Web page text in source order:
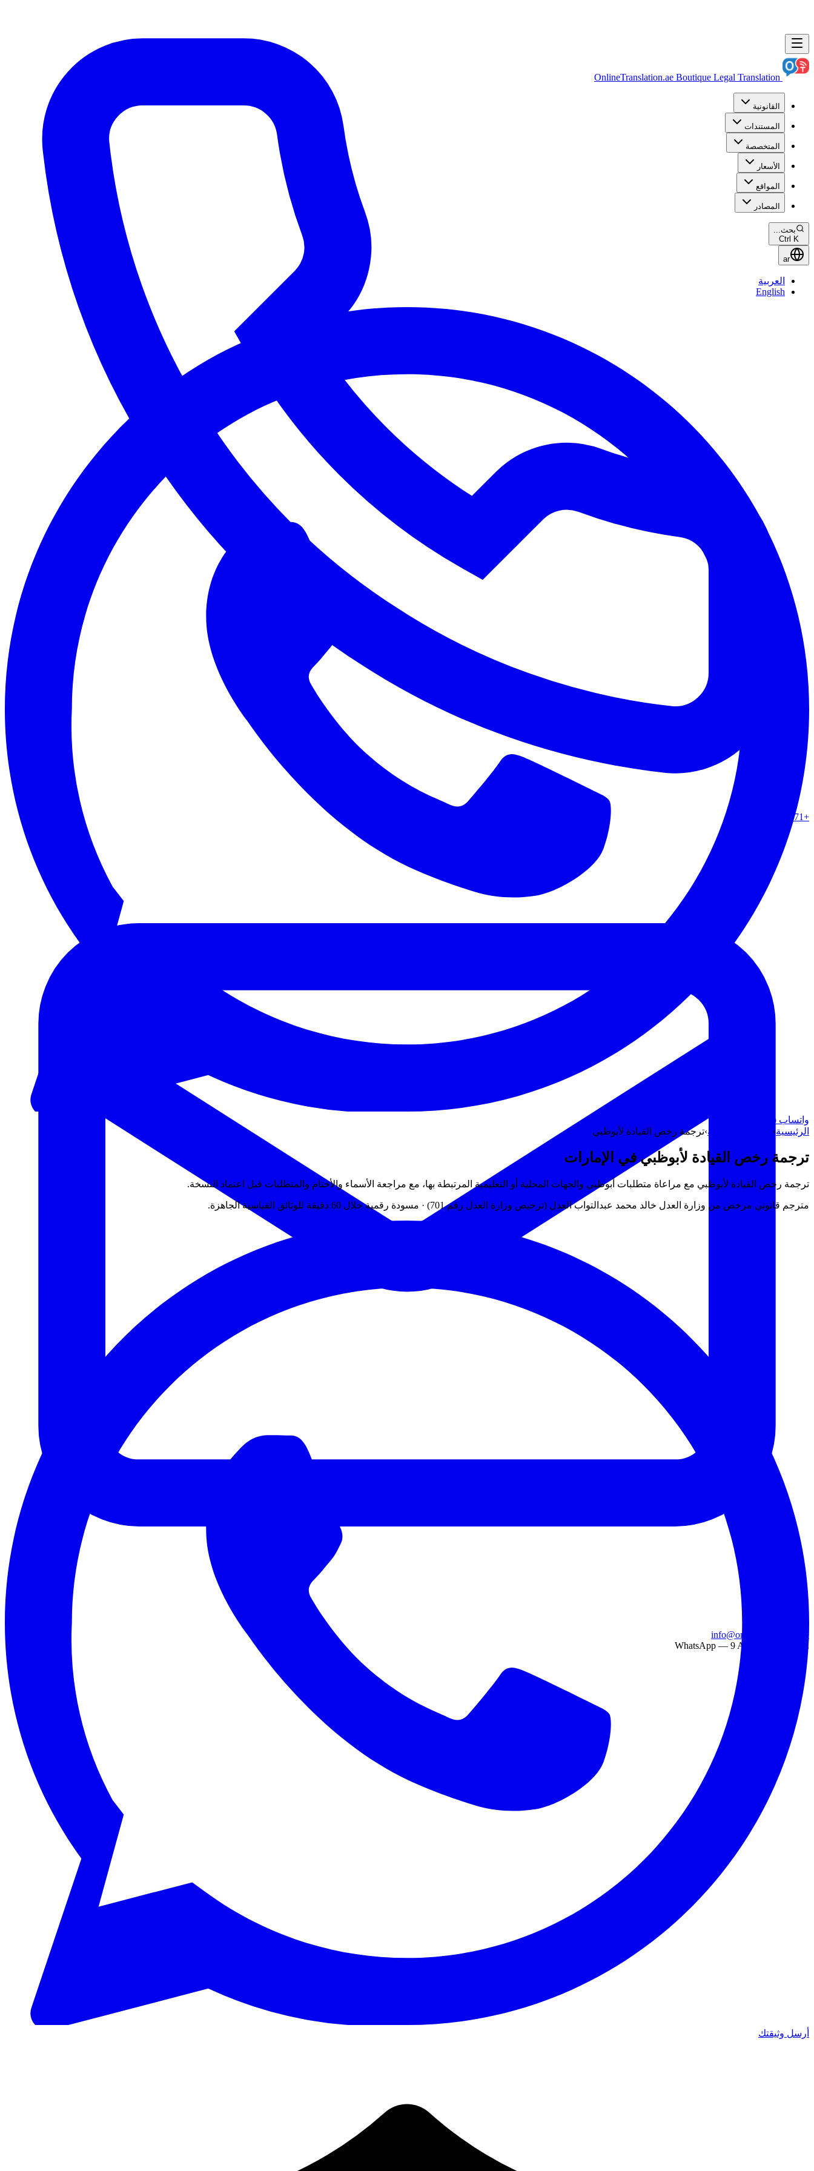
+971 50 862 0217
info@onlinetranslation.ae
WhatsApp — 9 AM to 9 PM UAE
OnlineTranslation.ae Boutique Legal Translation
القانونية
المستندات
المتخصصة
الأسعار
المواقع
المصادر
بحث...
Ctrl K
ar
العربية
English
واتساب WhatsApp
الرئيسية› الوثائق الشخصية›ترجمة رخص القيادة لأبوظبي
ترجمة رخص القيادة لأبوظبي في الإمارات
ترجمة رخص القيادة لأبوظبي مع مراعاة متطلبات أبوظبي والجهات المحلية أو التعليمية المرتبطة بها، مع مراجعة الأسماء والأختام والمتطلبات قبل اعتماد النسخة.
مترجم قانوني مرخص من وزارة العدل خالد محمد عبدالتواب العدل (ترخيص وزارة العدل رقم 701) · مسودة رقمية خلال 60 دقيقة للوثائق القياسية الجاهزة.
أرسل وثيقتك